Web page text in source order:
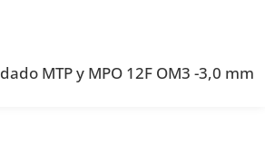
MTP y MPO 12F OM3 -3,0 mm